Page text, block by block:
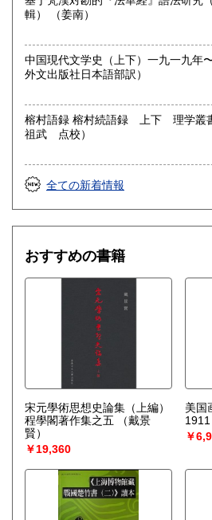
輯） （姜南）
中国現代文学史（上下）一九一九年〜一九四
外文出版社日本語部訳）
榕村語録 榕村続語録 上下 理学叢書 （[清]李光地 著、
祖武 点校）
全ての新着情報
おすすめの書籍
宋元學術思想史論集（上編）
程學閣著作集之五
（戴景
賢）
￥19,360
美国
1911
￥